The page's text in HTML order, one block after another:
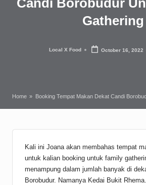
F
Candi Borobudur
Gathering
Posted
Local X Food October 16, 2022
Home » Booking Tempat Makan Dekat Candi
Kali ini Joana akan membahas tempat
untuk kalian booking untuk family
menampung dalam jumlah banyak di
Borobudur. Namanya Kedai Bukit